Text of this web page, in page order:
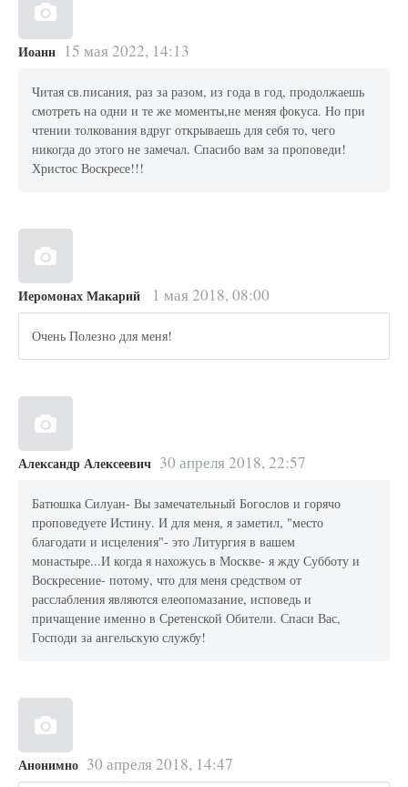
Иоанн 15 мая 2022, 14:13
Читая св.писания, раз за разом, из года в год, продолжаешь
смотреть на одни и те же моменты,не меняя фокуса. Но при
чтении толкования вдруг открываешь для себя то, чего
никогда до этого не замечал. Спасибо вам за проповеди!
Христос Воскресе!!!
Иеромонах Макарий 1 мая 2018, 08:00
Очень Полезно для меня!
Александр Алексеевич 30 апреля 2018, 22:57
Батюшка Силуан- Вы замечательный Богослов и горячо
проповедуете Истину. И для меня, я заметил, "место
благодати и исцеления"- это Литургия в вашем
монастыре...И когда я нахожусь в Москве- я жду Субботу и
Воскресение- потому, что для меня средством от
расслабления являются елеопомазание, исповедь и
причащение именно в Сретенской Обители. Спаси Вас,
Господи за ангельскую службу!
Анонимно 30 апреля 2018, 14:47